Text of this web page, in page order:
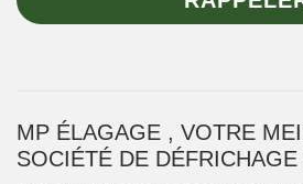
MP ÉLAGAGE , VOTRE
SOCIÉTÉ DE